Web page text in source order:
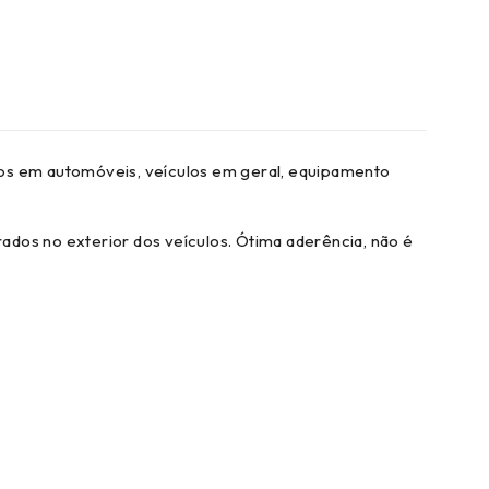
em automóveis, veículos em geral, equipamento
no exterior dos veículos. Ótima aderência, não é